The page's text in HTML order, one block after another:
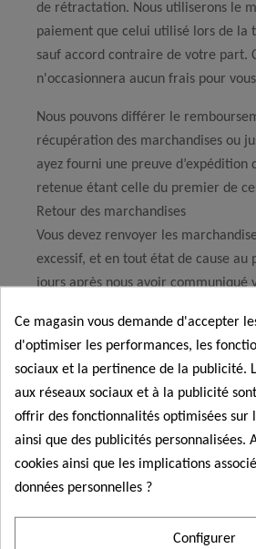
de rétractation. Nous utiliserons le
paiement que celui utilisé lors de la
sauf accord contraire de votre part.
n'occasionnera aucun frais pour
Nous pouvons différer le
récupération des marchandises ou
ayez fourni une preuve d’expédition
retenue étant celle du premier de
Retour des marchandises
Vous devez renvoyer les
excessif, et en tout état de cause au
jours après nous avoir communiqué
Le retour doit être effectué à
BX Logistique
NEXCOM
3 Place de la Fontaine
70210 Selles
France
Les frais de retour sont à votre
Le délai est réputé respecté si les
Ce magasin vous demande d'accepter
d'optimiser les performances, les
sociaux et la pertinence de la publicité.
aux réseaux sociaux et à la publicité
offrir des fonctionnalités optimisées sur
ainsi que des publicités personnalisées.
cookies ainsi que les implications
données personnelles ?
Configurer